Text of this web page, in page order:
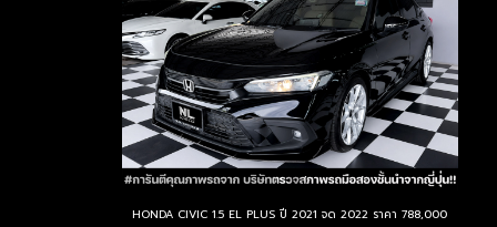
HONDA CIVIC 1.5 EL PLUS ปี 2021 จด 2022 ราคา 788,000